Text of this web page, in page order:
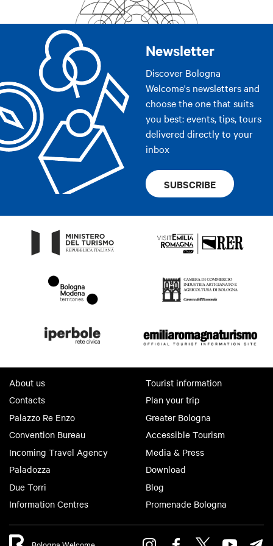
Newsletter
Discover Bologna
Welcome's newsletters and
choose the one that suits
you best: events, tips, tours
delivered directly to your
inbox
SUBSCRIBE
About us
Contacts
Palazzo Re Enzo
Convention Bureau
Incoming Travel Agency
Paladozza
Due Torri
Information Centres
Tourist information
Plan your trip
Greater Bologna
Accessible Tourism
Media & Press
Download
Blog
Promenade Bologna